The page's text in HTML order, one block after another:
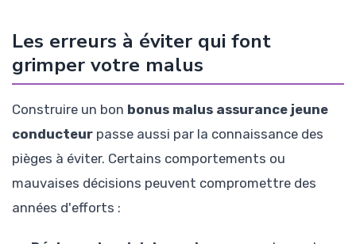
Les erreurs à éviter qui font
grimper votre malus
Construire un bon bonus malus assurance jeune
conducteur passe aussi par la connaissance des
pièges à éviter. Certains comportements ou
mauvaises décisions peuvent compromettre des
années d'efforts :